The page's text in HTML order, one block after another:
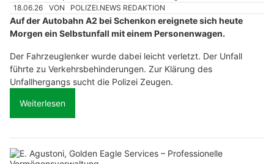
18.06.26 VON POLIZEI.NEWS REDAKTION
Auf der Autobahn A2 bei Schenkon ereignete sich heute
Morgen ein Selbstunfall mit einem Personenwagen.
Der Fahrzeuglenker wurde dabei leicht verletzt. Der Unfall
führte zu Verkehrsbehinderungen. Zur Klärung des
Unfallhergangs sucht die Polizei Zeugen.
Weiterlesen